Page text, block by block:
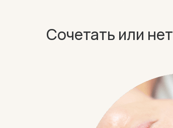
Сочетать или нет